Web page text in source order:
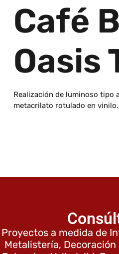
Café
Oasis
Realización de luminoso tipo
metacrilato rotulado en vinilo.
Proyectos a medida de
Metalistería,